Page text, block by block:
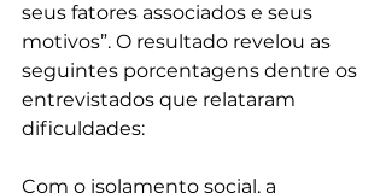
seus fatores associados e seus
motivos”. O resultado revelou as
seguintes porcentagens dentre os
entrevistados que relataram
dificuldades:
Com o isolamento social, a